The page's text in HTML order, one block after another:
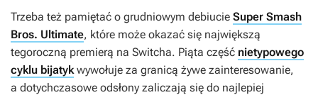
Trzeba też pamiętać o grudniowym debiucie Super Smash
Bros. Ultimate, które może okazać się największą
tegoroczną premierą na Switcha. Piąta część nietypowego
cyklu bijatyk wywołuje za granicą żywe zainteresowanie,
a dotychczasowe odsłony zaliczają się do najlepiej